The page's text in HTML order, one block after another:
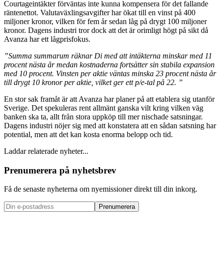
Courtageintäkter förväntas inte kunna kompensera för det fallande
räntenettot. Valutaväxlingsavgifter har ökat till en vinst på 400
miljoner kronor, vilken för fem år sedan låg på drygt 100 miljoner
kronor. Dagens industri tror dock att det är orimligt högt på sikt då
Avanza har ett lågprisfokus.
”Summa summarum räknar Di med att intäkterna minskar med 11
procent nästa år medan kostnaderna fortsätter sin stabila expansion
med 10 procent. Vinsten per aktie väntas minska 23 procent nästa år
till drygt 10 kronor per aktie, vilket ger ett p/e-tal på 22. ”
En stor sak framåt är att Avanza har planer på att etablera sig utanför
Sverige. Det spekuleras rent allmänt ganska vilt kring vilken väg
banken ska ta, allt från stora uppköp till mer nischade satsningar.
Dagens industri nöjer sig med att konstatera att en sådan satsning har
potential, men att det kan kosta enorma belopp och tid.
Laddar relaterade nyheter...
Prenumerera på nyhetsbrev
Få de senaste nyheterna om nyemissioner direkt till din inkorg.
Prenumerera